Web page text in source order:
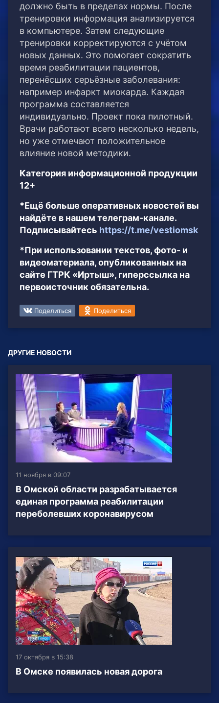
должно быть в пределах нормы. После
тренировки информация анализируется
в компьютере. Затем следующие
тренировки корректируются с учётом
новых данных. Это помогает сократить
время реабилитации пациентов,
перенёсших серьёзные заболевания:
например инфаркт миокарда. Каждая
программа составляется
индивидуально. Проект пока пилотный.
Врачи работают всего несколько недель,
но уже отмечают положительное
влияние новой методики.
Категория информационной продукции
12+
*Ещё больше оперативных новостей вы
найдёте в нашем телеграм-канале.
Подписывайтесь https://t.me/vestiomsk
*При использовании текстов, фото- и
видеоматериала, опубликованных на
сайте ГТРК «Иртыш», гиперссылка на
первоисточник обязательна.
Поделиться Поделиться
ДРУГИЕ НОВОСТИ
11 ноября в 09:07
В Омской области разрабатывается
единая программа реабилитации
переболевших коронавирусом
17 октября в 15:38
В Омске появилась новая дорога